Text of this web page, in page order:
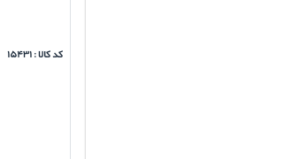
کد کالا : ۱۵۴۳۱